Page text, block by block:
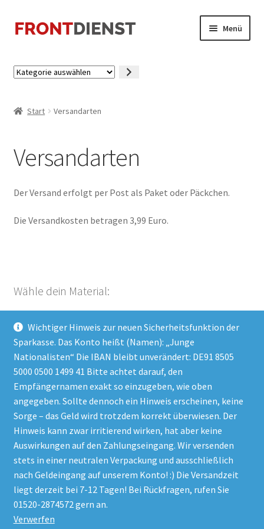
Wichtiger Hinweis zur neuen Sicherheitsfunktion der
Sparkasse. Das Konto heißt (Namen): „Junge
Nationalisten“ Die IBAN bleibt unverändert: DE91 8505
5000 0500 1499 41 Bitte achtet darauf, den
Empfängernamen exakt so einzugeben, wie oben
angegeben. Sollte dennoch ein Hinweis erscheinen, keine
Sorge – das Geld wird trotzdem korrekt überwiesen. Der
Hinweis kann zwar irritierend wirken, hat aber keine
Auswirkungen auf den Zahlungseingang. Wir versenden
stets in einer neutralen Verpackung und ausschließlich
nach Geldeingang auf unserem Konto! :) Die Versandzeit
liegt derzeit bei 7-12 Tagen! Bei Rückfragen, rufen Sie
01520-2874572 gern an.
Verwerfen
Zur
Navigation
Zum
Inhalt
Menü
Kategorie
Start Versandarten
Versandarten
Der Versand erfolgt per Post als Paket oder Päckchen.
Die Versandkosten betragen 3,99 Euro.
Wähle dein Material:
Kategorie auswählen
Impressum
Datenschutzerklärung
AGB
© 2021Frontdienst- Material für Aktivisten